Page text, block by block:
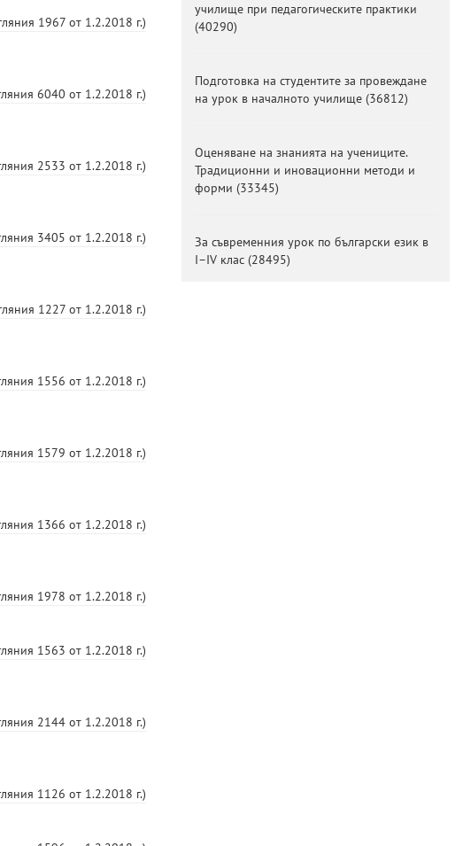
1967от 1.2.2018 г.)
6040 от 1.2.2018 г.)
2533 от 1.2.2018 г.)
3405 от 1.2.2018 г.)
1227от 1.2.2018 г.)
1556 от 1.2.2018 г.)
1579 от 1.2.2018 г.)
1366 от 1.2.2018 г.)
1978 от 1.2.2018 г.)
1563 от 1.2.2018 г.)
2144от 1.2.2018 г.)
1126 от 1.2.2018 г.)
училище при педагогическите практики
(40290)
Подготовка на студентите за провеждане
на урок в началното училище (36812)
Оценяване на знанията на учениците.
Традиционни и иновационни методи и
форми (33345)
За съвременния урок по български език в
I–IV клас(28495)